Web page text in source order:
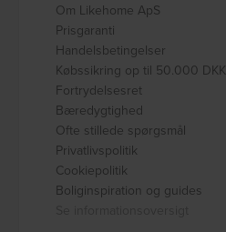
Om Likehome ApS
Prisgaranti
Handelsbetingelser
Købssikring op til 50.000 DKK
Fortrydelsesret
Bæredygtighed
Ofte stillede spørgsmål
Privatlivspolitik
Cookiepolitik
Boliginspiration og guides